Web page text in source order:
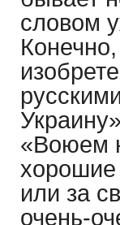
словом
«Воюем
хорошие
или за
очень-